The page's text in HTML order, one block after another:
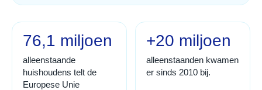
76,1 miljoen
alleenstaande
huishoudens telt de
Europese Unie
+20 miljoen
alleenstaanden kwamen
er sinds 2010 bij.